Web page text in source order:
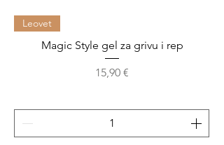
Leovet
Magic Style gel za grivu i rep
Cijena
15,90 €